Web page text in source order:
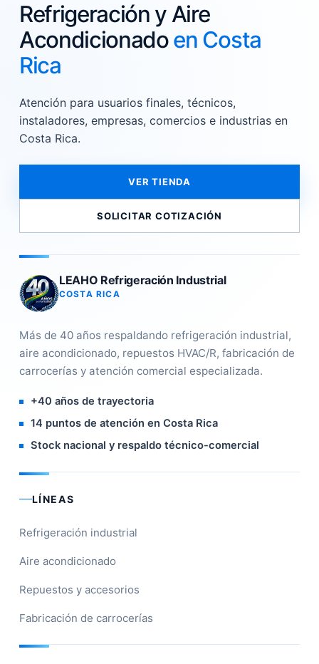
Refrigeración y Aire
Acondicionadoen Costa
Rica
Atención para usuarios finales, técnicos,
instaladores, empresas, comercios e industrias en
Costa Rica.
VER TIENDA
SOLICITAR COTIZACIÓN
LEAHO Refrigeración Industrial
COSTA RICA
Más de 40 años respaldando refrigeración industrial,
aire acondicionado, repuestos HVAC/R, fabricación de
carrocerías y atención comercial especializada.
+40 años de trayectoria
14 puntos de atención en Costa Rica
Stock nacional y respaldo técnico-comercial
LÍNEAS
Refrigeración industrial
Aire acondicionado
Repuestos y accesorios
Fabricación de carrocerías